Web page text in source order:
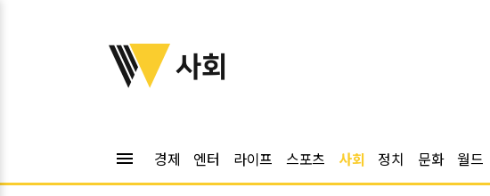
위키트리
사회
menu 경제 엔터 라이프 스포츠 사회 정치 문화 월드